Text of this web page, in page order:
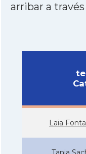
arribar a través
Laia